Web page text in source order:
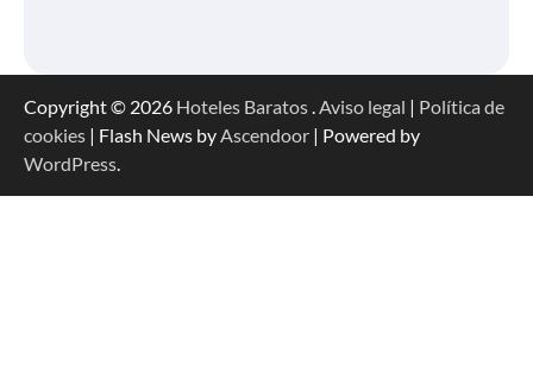
Copyright © 2026 Hoteles Baratos.Aviso legal | Política de
cookies | Flash News byAscendoor | Powered by
WordPress.